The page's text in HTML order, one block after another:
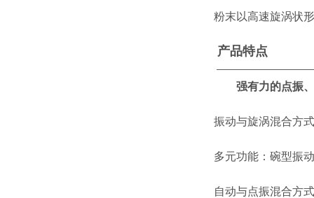
粉末以高速旋涡
产品特点
强有力的点振
振动与旋涡混合方
多元功能：碗型振
自动与点振混合方